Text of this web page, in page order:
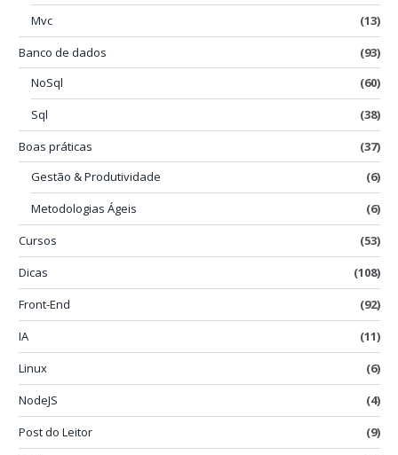
Mvc
(13)
Banco de dados
(93)
NoSql
(60)
Sql
(38)
Boas práticas
(37)
Gestão & Produtividade
(6)
Metodologias Ágeis
(6)
Cursos
(53)
Dicas
(108)
Front-End
(92)
IA
(11)
Linux
(6)
NodeJS
(4)
Post do Leitor
(9)